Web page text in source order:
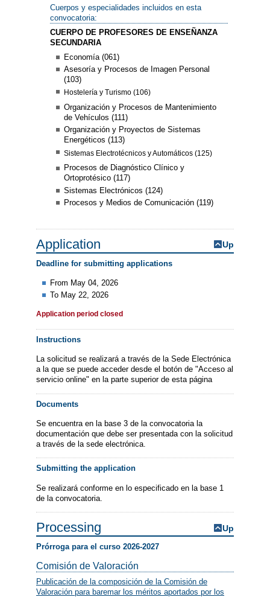
Cuerpos y especialidades incluidos en esta
convocatoria:
CUERPO DE PROFESORES DE ENSEÑANZA
SECUNDARIA
Economía (061)
Asesoría y Procesos de Imagen Personal
(103)
Hostelería y Turismo (106)
Organización y Procesos de Mantenimiento
de Vehículos (111)
Organización y Proyectos de Sistemas
Energéticos (113)
Sistemas Electrotécnicos y Automáticos (125)
Procesos de Diagnóstico Clínico y
Ortoprotésico (117)
Sistemas Electrónicos (124)
Procesos y Medios de Comunicación (119)
Application Up
Deadline for submitting applications
From May 04, 2026
To May 22, 2026
Application period closed
Instructions
La solicitud se realizará a través de la Sede Electrónica
a la que se puede acceder desde el botón de "Acceso al
servicio online" en la parte superior de esta página
Documents
Se encuentra en la base 3 de la convocatoria la
documentación que debe ser presentada con la solicitud
a través de la sede electrónica.
Submitting the application
Se realizará conforme en lo especificado en la base 1
de la convocatoria.
Processing Up
Prórroga para el curso 2026-2027
Comisión de Valoración
Publicación de la composición de la Comisión de
Valoración para baremar los méritos aportados por los